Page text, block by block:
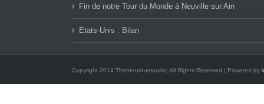
Fin de notre Tour du Monde à Neuville sur Ain
Etats-Unis : Bilan
Copyright 2014 Theotourdumonde| All Rights Reserved | Powered by